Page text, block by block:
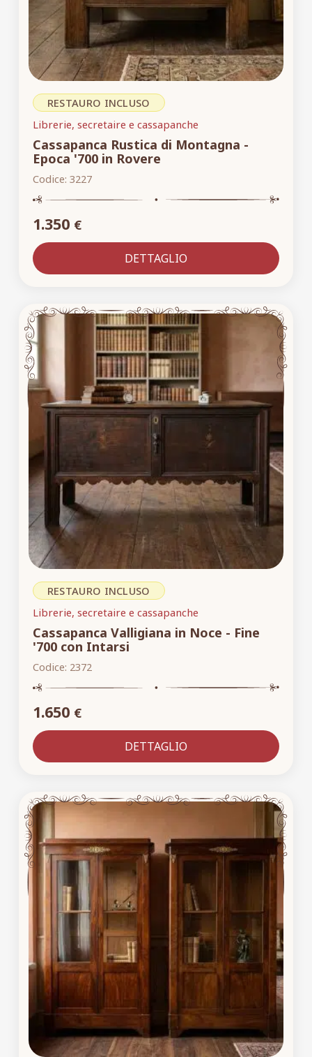
RESTAURO INCLUSO
Librerie, secretaire e cassapanche
Cassapanca Rustica di Montagna -
Epoca '700 in Rovere
Codice: 3227
1.350 €
DETTAGLIO
RESTAURO INCLUSO
Librerie, secretaire e cassapanche
Cassapanca Valligiana in Noce - Fine
'700 con Intarsi
Codice: 2372
1.650 €
DETTAGLIO